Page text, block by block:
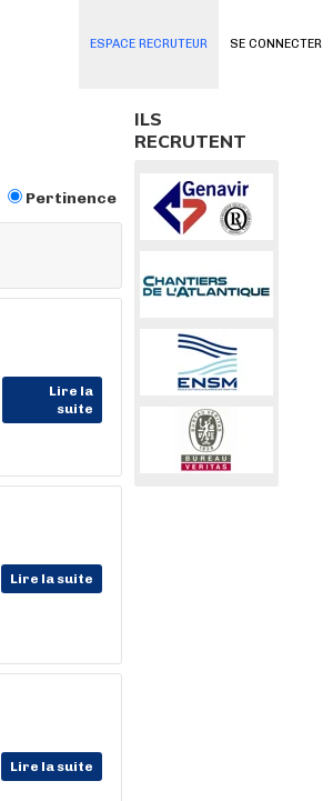
SE CONNECTER
ESPACE RECRUTEUR
Pertinence
Lire la
suite
Lire la suite
Lire la suite
ILS
RECRUTENT